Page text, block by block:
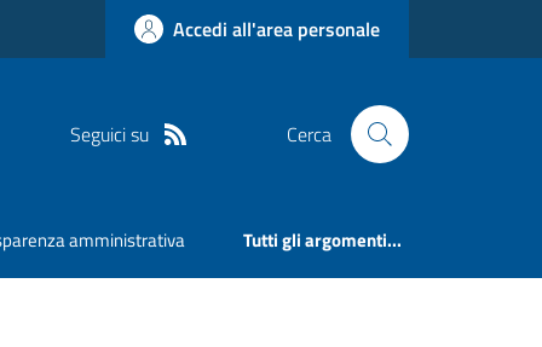
Accedi all'area personale
Seguici su Cerca
amministrativa Tutti gli argomenti...